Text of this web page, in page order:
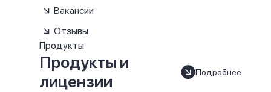
Вакансии
Отзывы
Продукты
Продукты и
лицензии
Подробнее